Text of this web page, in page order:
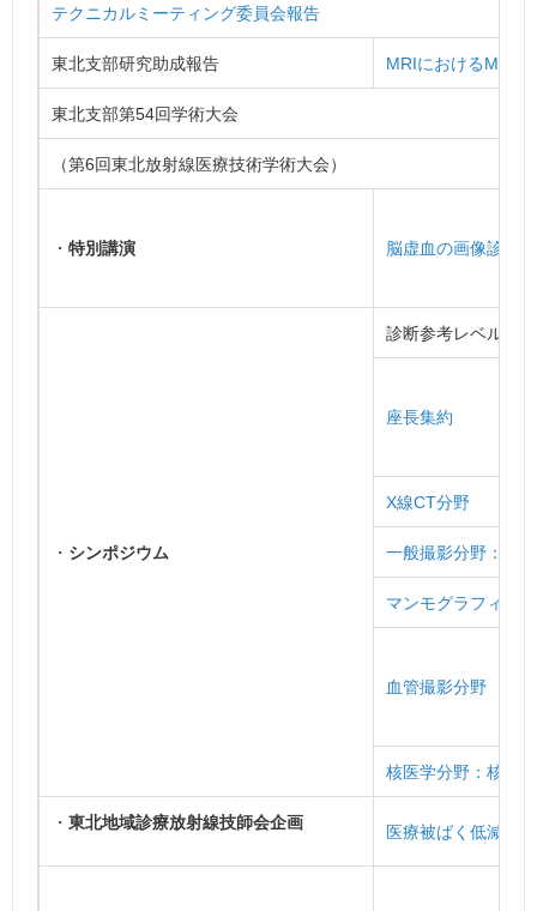
テクニカルミーティング委員会報告
東北支部研究助成報告 MRIにおけるMTF
東北支部第54回学術大会
（第6回東北放射線医療技術学術大会）
・ 特別講演 脳虚血の画像診断
・ シンポジウム
診断参考レベルを
座長集約
X線CT分野
一般撮影分野：当
マンモグラフィ分
血管撮影分野
核医学分野：核医
・ 東北地域診療放射線技師会企画 医療被ばく低減施